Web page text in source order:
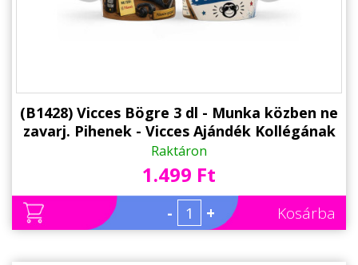
(B1428) Vicces Bögre 3 dl - Munka közben ne
zavarj. Pihenek - Vicces Ajándék Kollégának
Raktáron
1.499 Ft
- + Kosárba